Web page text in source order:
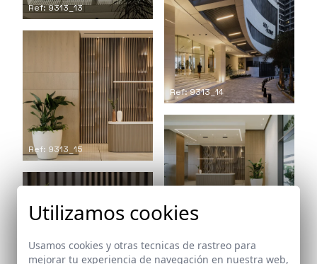
Ref: 9313_13
Ref: 9313_14
Ref: 9313_15
Utilizamos cookies
Usamos cookies y otras tecnicas de rastreo para
mejorar tu experiencia de navegación en nuestra web,